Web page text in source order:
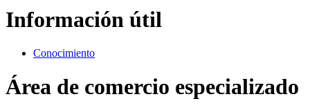
Información útil
Conocimiento
Área de comercio especializado